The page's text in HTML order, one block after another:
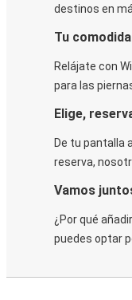
destinos en
Tu
Relájate con
para las
Elige,
De tu pantalla
reserva,
Vamos
¿Por qué
puedes optar